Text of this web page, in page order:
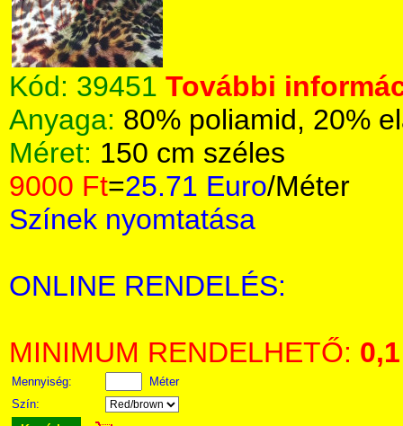
Kód: 39451 További
Anyaga: 80% poliamid, 20%
Méret: 150 cm széles
9000 Ft=25.71 Euro/Méter
Színek nyomtatása
ONLINE RENDELÉS:
MINIMUM RENDELHETŐ: 0,1
Mennyiség:
Méter
Szín: